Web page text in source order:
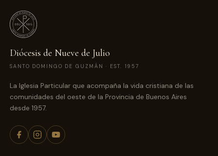
Diócesis de Nueve de Julio
SANTO DOMINGO DE GUZMÁN · EST. 1957
La Iglesia Particular que acompaña la vida cristiana de las
comunidades del oeste de la Provincia de Buenos Aires
desde 1957.